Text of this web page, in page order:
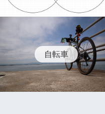
自転車